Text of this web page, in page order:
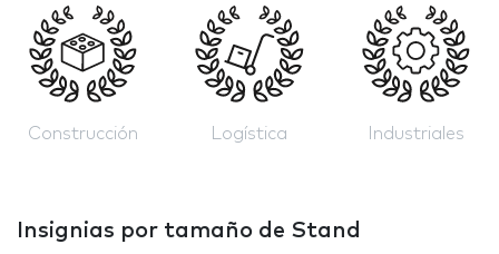
Construcción Logística Industriales
Insignias por tamaño de Stand